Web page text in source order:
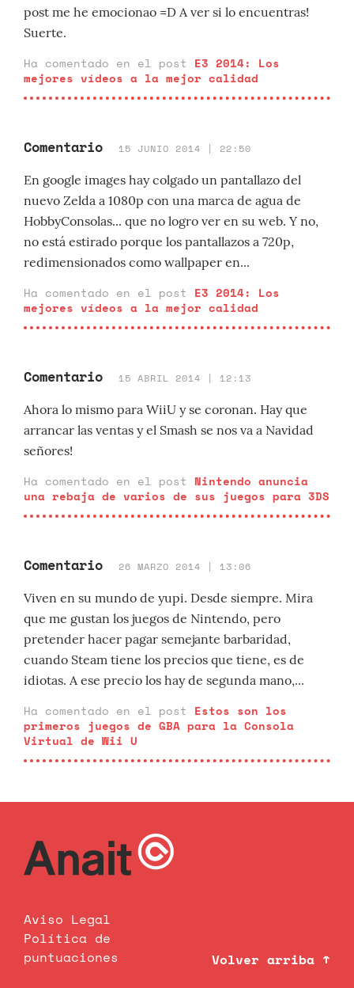
post me he emocionao =D A ver si lo encuentras!
Suerte.
Ha comentado en el post E3 2014: Los
mejores vídeos a la mejor calidad
Comentario 15 JUNIO 2014 | 22:50
En google images hay colgado un pantallazo del
nuevo Zelda a 1080p con una marca de agua de
HobbyConsolas... que no logro ver en su web. Y no,
no está estirado porque los pantallazos a 720p,
redimensionados como wallpaper en...
Ha comentado en el post E3 2014: Los
mejores vídeos a la mejor calidad
Comentario 15 ABRIL 2014 | 12:13
Ahora lo mismo para WiiU y se coronan. Hay que
arrancar las ventas y el Smash se nos va a Navidad
señores!
Ha comentado en el post Nintendo anuncia
una rebaja de varios de sus juegos para 3DS
Comentario 26 MARZO 2014 | 13:06
Viven en su mundo de yupi. Desde siempre. Mira
que me gustan los juegos de Nintendo, pero
pretender hacer pagar semejante barbaridad,
cuando Steam tiene los precios que tiene, es de
idiotas. A ese precio los hay de segunda mano,...
Ha comentado en el post Estos son los
primeros juegos de GBA para la Consola
Virtual de Wii U
Aviso Legal
Política de
puntuaciones
Volver arriba ↑